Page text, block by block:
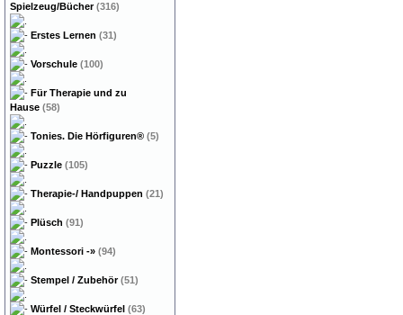
Spielzeug/Bücher(316)
Erstes Lernen (31)
Vorschule (100)
Für Therapie und zu
Hause (58)
Tonies. Die Hörfiguren® (5)
Puzzle (105)
Therapie-/ Handpuppen (21)
Plüsch (91)
Montessori -» (94)
Stempel / Zubehör(51)
Würfel / Steckwürfel (63)